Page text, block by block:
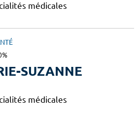
médicales
SUZANNE
médicales